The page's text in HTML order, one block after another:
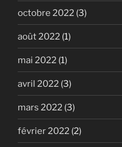
octobre 2022 (3)
août 2022 (1)
mai 2022 (1)
avril 2022 (3)
mars 2022 (3)
février 2022 (2)